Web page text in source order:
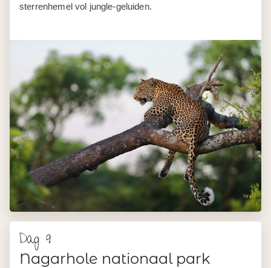
sterrenhemel vol jungle-geluiden.
Dag 9
Nagarhole nationaal park